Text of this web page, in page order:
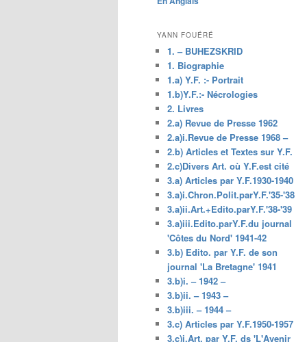
principal
YANN FOUÉRÉ
1. – BUHEZSKRID
1. Biographie
1.a) Y.F. :- Portrait
1.b)Y.F.:- Nécrologies
2. Livres
2.a) Revue de Presse 1962
2.a)i.Revue de Presse 1968 –
2.b) Articles et Textes sur Y.F.
2.c)Divers Art. où Y.F.est cité
3.a) Articles par Y.F.1930-1940
3.a)i.Chron.Polit.parY.F.'35-'38
3.a)ii.Art.+Edito.parY.F.'38-'39
3.a)iii.Edito.parY.F.du journal
'Côtes du Nord' 1941-42
3.b) Edito. par Y.F. de son
journal 'La Bretagne' 1941
3.b)i. – 1942 –
3.b)ii. – 1943 –
3.b)iii. – 1944 –
3.c) Articles par Y.F.1950-1957
3.c)i.Art. par Y.F. ds 'L'Avenir